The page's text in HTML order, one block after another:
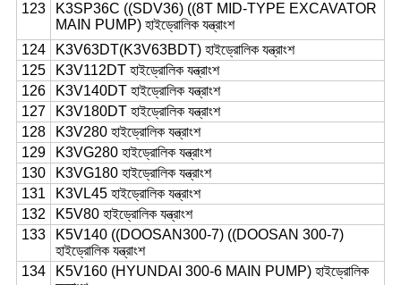
123
K3SP36C ((SDV36) ((8T MID-TYPE EXCAVATOR
MAIN PUMP) হাইড্রোলিক যন্ত্রাংশ
124
K3V63DT(K3V63BDT) হাইড্রোলিক যন্ত্রাংশ
125
K3V112DT হাইড্রোলিক যন্ত্রাংশ
126
K3V140DT হাইড্রোলিক যন্ত্রাংশ
127
K3V180DT হাইড্রোলিক যন্ত্রাংশ
128
K3V280 হাইড্রোলিক যন্ত্রাংশ
129
K3VG280 হাইড্রোলিক যন্ত্রাংশ
130
K3VG180 হাইড্রোলিক যন্ত্রাংশ
131
K3VL45 হাইড্রোলিক যন্ত্রাংশ
132
K5V80 হাইড্রোলিক যন্ত্রাংশ
133
K5V140 ((DOOSAN300-7) ((DOOSAN 300-7)
হাইড্রোলিক যন্ত্রাংশ
134
K5V160 (HYUNDAI 300-6 MAIN PUMP) হাইড্রোলিক